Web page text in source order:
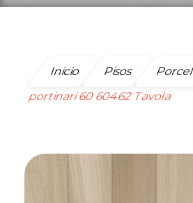
Inicio Pisos
portinari 60 60462 Tavola